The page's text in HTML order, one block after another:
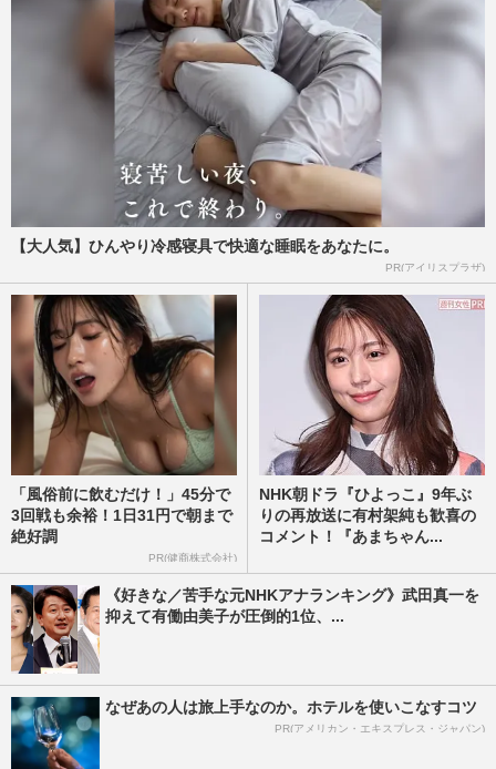
【大人気】ひんやり冷感寝具で快適な睡眠をあなたに。
PR(アイリスプラザ)
「風俗前に飲むだけ！」45分で
3回戦も余裕！1日31円で朝まで
絶好調
PR(健商株式会社)
NHK朝ドラ『ひよっこ』9年ぶ
りの再放送に有村架純も歓喜の
コメント！『あまちゃん...
《好きな／苦手な元NHKアナランキング》武田真一を
抑えて有働由美子が圧倒的1位、...
なぜあの人は旅上手なのか。ホテルを使いこなすコツ
PR(アメリカン・エキスプレス・ジャパン)